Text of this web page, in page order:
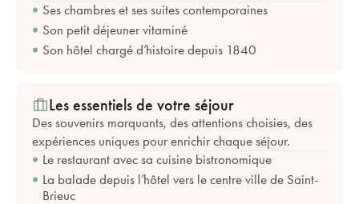
Ses chambres et ses suites contemporaines
Son petit déjeuner vitaminé
Son hôtel chargé d’histoire depuis 1840
Les essentiels de votre séjour
Des souvenirs marquants, des attentions choisies, des
expériences uniques pour enrichir chaque séjour.
Le restaurant avec sa cuisine bistronomique
La balade depuis l’hôtel vers le centre ville de Saint-
Brieuc